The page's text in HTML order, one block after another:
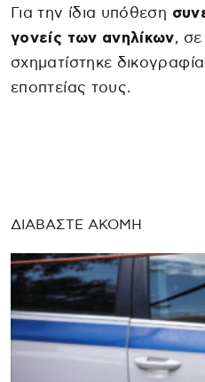
Για την ίδια υπόθεση
γονείς των ανηλίκων,
σχηματίστηκε
εποπτείας τους.
ΔΙΑΒΑΣΤΕ ΑΚΟΜΗ